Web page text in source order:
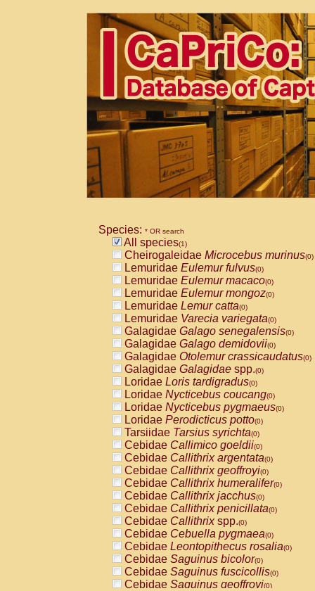
Species: * OR search
All species(1)
Cheirogaleidae Microcebus murinus(0)
Lemuridae Eulemur fulvus(0)
Lemuridae Eulemur macaco(0)
Lemuridae Eulemur mongoz(0)
Lemuridae Lemur catta(0)
Lemuridae Varecia variegata(0)
Galagidae Galago senegalensis(0)
Galagidae Galago demidovii(0)
Galagidae Otolemur crassicaudatus(0)
Galagidae Galagidae spp.(0)
Loridae Loris tardigradus(0)
Loridae Nycticebus coucang(0)
Loridae Nycticebus pygmaeus(0)
Loridae Perodicticus potto(0)
Tarsiidae Tarsius syrichta(0)
Cebidae Callimico goeldii(0)
Cebidae Callithrix argentata(0)
Cebidae Callithrix geoffroyi(0)
Cebidae Callithrix humeralifer(0)
Cebidae Callithrix jacchus(0)
Cebidae Callithrix penicillata(0)
Cebidae Callithrixspp.(0)
Cebidae Cebuella pygmaea(0)
Cebidae Leontopithecus rosalia(0)
Cebidae Saguinus bicolor(0)
Cebidae Saguinus fuscicollis(0)
Cebidae Saguinus geoffroyi(0)